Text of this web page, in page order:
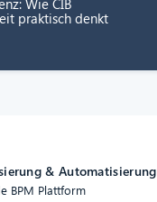
Wie CIB
praktisch denkt
& Automatisierung
BPM Plattform